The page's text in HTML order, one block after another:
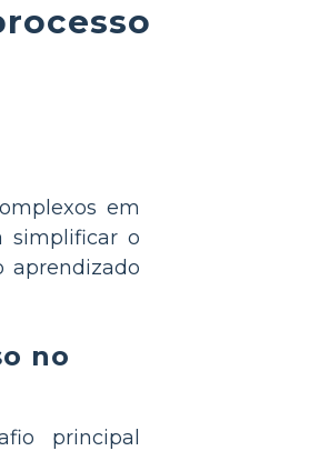
em
simplificar o
aprendizado
no
principal